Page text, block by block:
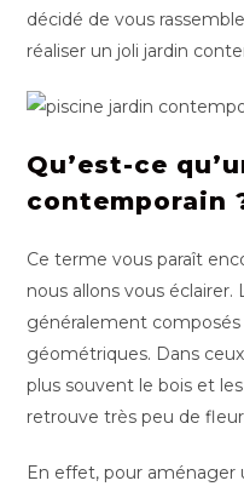
décidé de vous
réaliser un joli jardin
Qu’est-ce
contemporain
Ce terme vous paraît
nous allons vous
généralement
géométriques. Dans
plus souvent le bois et
retrouve très peu de
En effet, pour aménager